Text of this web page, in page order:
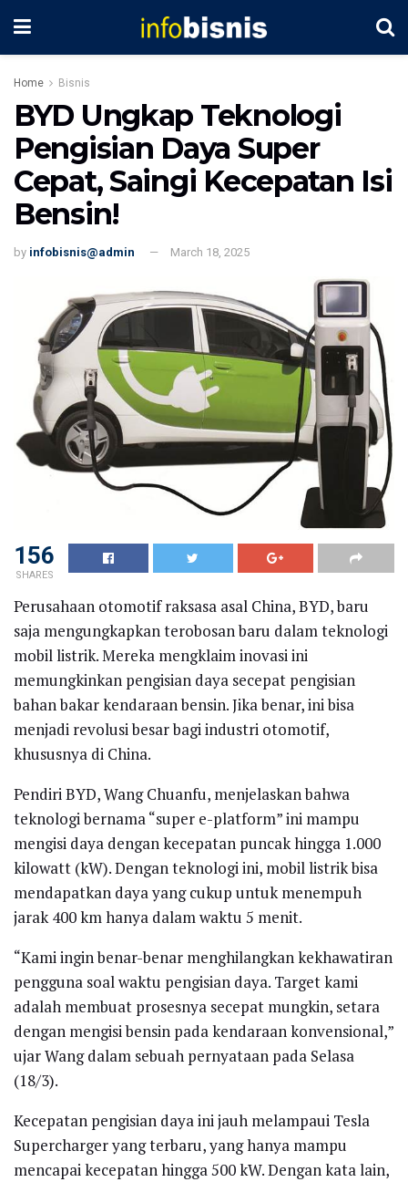
Home Bisnis
BYD Ungkap Teknologi
Pengisian Daya Super
Cepat, Saingi Kecepatan Isi
Bensin!
by infobisnis@admin March 18, 2025
156
SHARES
Perusahaan otomotif raksasa asal China, BYD, baru
saja mengungkapkan terobosan baru dalam teknologi
mobil listrik. Mereka mengklaim inovasi ini
memungkinkan pengisian daya secepat pengisian
bahan bakar kendaraan bensin. Jika benar, ini bisa
menjadi revolusi besar bagi industri otomotif,
khususnya di China.
Pendiri BYD, Wang Chuanfu, menjelaskan bahwa
teknologi bernama “super e-platform” ini mampu
mengisi daya dengan kecepatan puncak hingga 1.000
kilowatt (kW). Dengan teknologi ini, mobil listrik bisa
mendapatkan daya yang cukup untuk menempuh
jarak 400 km hanya dalam waktu 5 menit.
“Kami ingin benar-benar menghilangkan kekhawatiran
pengguna soal waktu pengisian daya. Target kami
adalah membuat prosesnya secepat mungkin, setara
dengan mengisi bensin pada kendaraan konvensional,”
ujar Wang dalam sebuah pernyataan pada Selasa
(18/3).
Kecepatan pengisian daya ini jauh melampaui Tesla
Supercharger yang terbaru, yang hanya mampu
mencapai kecepatan hingga 500 kW. Dengan kata lain,